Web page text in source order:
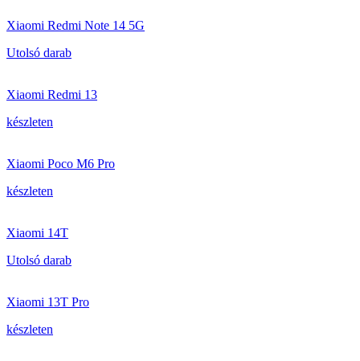
Xiaomi Redmi Note 14 5G
Utolsó darab
Xiaomi Redmi 13
készleten
Xiaomi Poco M6 Pro
készleten
Xiaomi 14T
Utolsó darab
Xiaomi 13T Pro
készleten